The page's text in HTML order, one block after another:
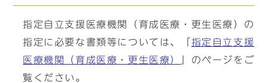
指定自立支援医療機関（育成医療・更生医療）の
指定に必要な書類等については、「 指定自立支援
医療機関（育成医療・更生医療）
」のページをご
覧ください。